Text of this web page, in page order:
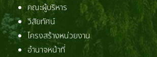
คณะผู้บริหาร
วิสัยทัศน์
โครงสร้างหน่วยงาน
อำนาจหน้าที่